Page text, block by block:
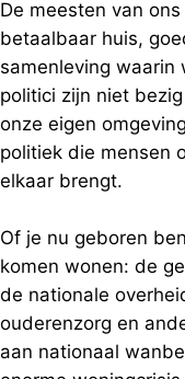
De meesten van
betaalbaar huis,
samenleving waarin
politici zijn niet
onze eigen
politiek die mensen
elkaar brengt.
Of je nu geboren
komen wonen: de
de nationale
ouderenzorg en
aan nationaal